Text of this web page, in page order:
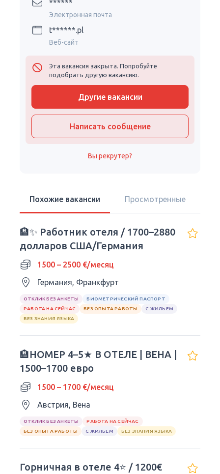
******
Электронная почта
t******.pl
Веб-сайт
Эта вакансия закрыта. Попробуйте
подобрать другую вакансию.
Другие вакансии
Написать сообщение
Вы рекрутер?
Похожие вакансии Просмотренные
🏨✨ Работник отеля / 1700–2880
долларов США/Германия
1500 – 2500 €/месяц
Германия, Франкфурт
ОТКЛИК БЕЗ АНКЕТЫ
БИОМЕТРИЧЕСКИЙ ПАСПОРТ
РАБОТА НА СЕЙЧАС
БЕЗ ОПЫТА РАБОТЫ
С ЖИЛЬЕМ
БЕЗ ЗНАНИЯ ЯЗЫКА
🏨НОМЕР 4–5★ В ОТЕЛЕ | ВЕНА |
1500–1700 евро
1500 – 1700 €/месяц
Австрия, Вена
ОТКЛИК БЕЗ АНКЕТЫ
РАБОТА НА СЕЙЧАС
БЕЗ ОПЫТА РАБОТЫ
С ЖИЛЬЕМ БЕЗ ЗНАНИЯ ЯЗЫКА
Горничная в отеле 4⭐ / 1200€